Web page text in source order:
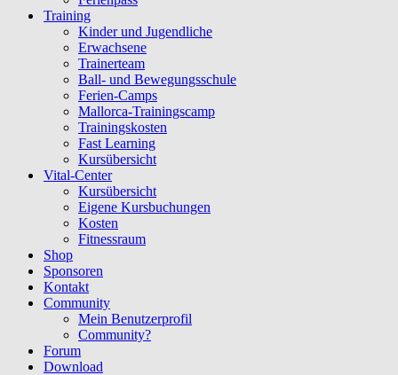
Training
Kinder und Jugendliche
Erwachsene
Trainerteam
Ball- und Bewegungsschule
Ferien-Camps
Mallorca-Trainingscamp
Trainingskosten
Fast Learning
Kursübersicht
Vital-Center
Kursübersicht
Eigene Kursbuchungen
Kosten
Fitnessraum
Shop
Sponsoren
Kontakt
Community
Mein Benutzerprofil
Community?
Forum
Download